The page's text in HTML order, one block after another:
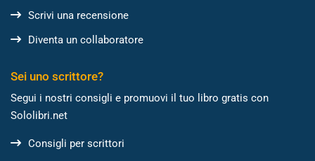
Scrivi una recensione
Diventa un collaboratore
Sei uno scrittore?
Segui i nostri consigli e promuovi il tuo libro gratis con
Sololibri.net
Consigli per scrittori